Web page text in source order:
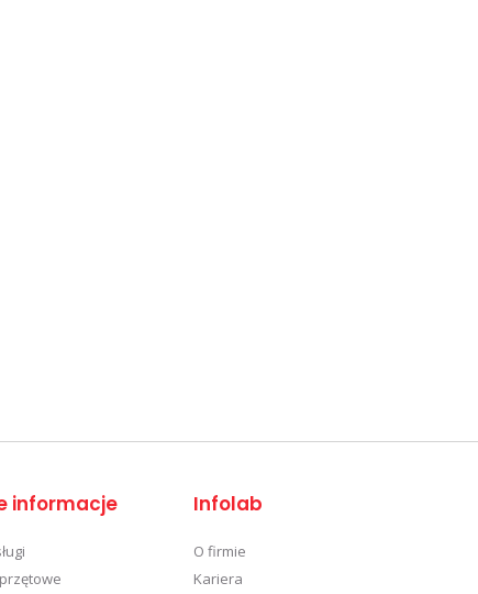
informacje Infolab
O firmie
Kariera